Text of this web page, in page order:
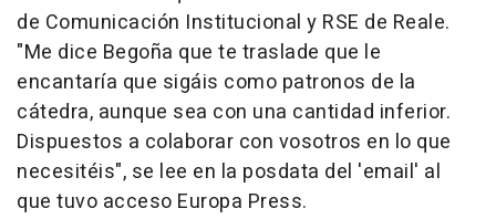
de Comunicación Institucional y RSE de Reale.
"Me dice Begoña que te traslade que le
encantaría que sigáis como patronos de la
cátedra, aunque sea con una cantidad inferior.
Dispuestos a colaborar con vosotros en lo que
necesitéis", se lee en la posdata del 'email' al
que tuvo acceso Europa Press.